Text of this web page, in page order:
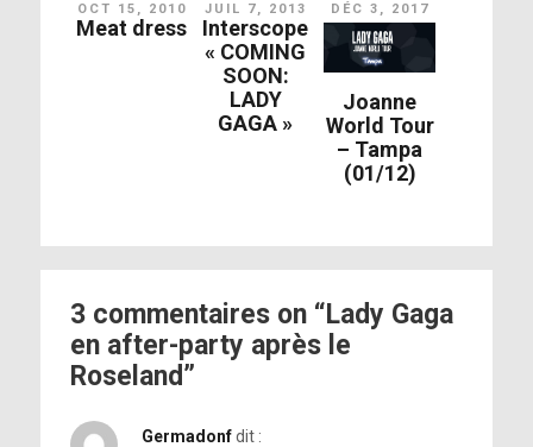
OCT 15, 2010
Meat dress
JUIL 7, 2013
Interscope
« COMING
SOON:
LADY
GAGA »
DÉC 3, 2017
Joanne
World Tour
– Tampa
(01/12)
3 commentaires on “Lady Gaga
en after-party après le
Roseland”
Germadonf dit :